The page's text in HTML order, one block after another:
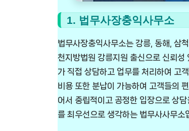
1. 법무사장충익사무소
법무사장충익사무소는 강릉, 동해, 삼
천지방법원 강릉지원 출신으로 신뢰
가 직접 상담하고 업무를 처리하여 고
비용 또한 분납이 가능하여 고객들의
어서 중립적이고 공정한 입장으로 상
를 최우선으로 생각하는 법무사사무소